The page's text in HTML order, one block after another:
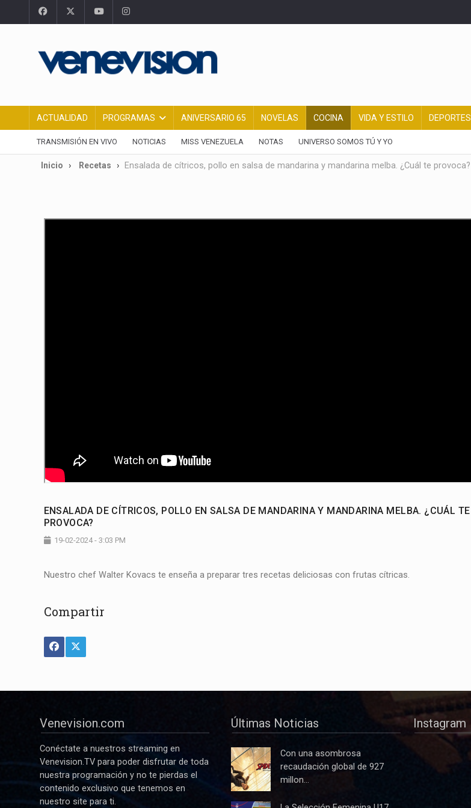
ACTUALIDAD PROGRAMAS ANIVERSARIO 65 NOVELAS COCINA VIDA Y ESTILO DEPORTES
TRANSMISIÓN EN VIVO NOTICIAS MISS VENEZUELA NOTAS UNIVERSO SOMOS TÚ Y YO
Inicio Recetas Ensalada de cítricos, pollo en salsa de mandarina y mandarina melba. ¿Cuál te provoca?
ENSALADA DE CÍTRICOS, POLLO EN SALSA DE MANDARINA Y MANDARINA MELBA. ¿CUÁL TE
PROVOCA?
19-02-2024 - 3:03 PM
Nuestro chef Walter Kovacs te enseña a preparar tres recetas deliciosas con frutas cítricas.
Compartir
Venevision.com
Conéctate a nuestros streaming en
Venevision.TV para poder disfrutar de toda
nuestra programación y no te pierdas el
contenido exclusivo que tenemos en
nuestro site para ti.
Últimas Noticias
Con una asombrosa
recaudación global de 927
millon...
Instagram